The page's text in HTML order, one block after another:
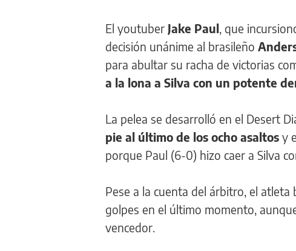
El youtuber Jake Paul , que
decisión unánime al brasileño
para abultar su racha de victorias
a la lona a Silva con un potente
La pelea se desarrolló en el Desert
pie al último de los ocho asaltos y
porque Paul (6-0) hizo caer a Silva
Pese a la cuenta del árbitro, el
golpes en el último momento,
vencedor.